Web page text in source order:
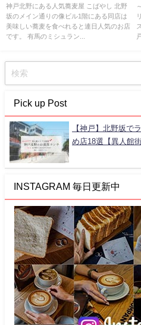
神戸北野にある人気蕎麦屋 こばやし 北野
坂のメイン通りの像ビル1階にある同店は
美味しい蕎麦を食べれると連日人気のお店
です。 有馬のミシュラン...
Pick up Post
【神戸】北野坂で
め店18選【異人館街
INSTAGRAM 毎日更新中